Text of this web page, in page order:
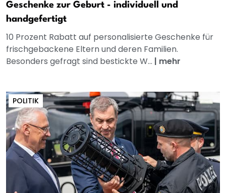
Geschenke zur Geburt - individuell und
handgefertigt
10 Prozent Rabatt auf personalisierte Geschenke für
frischgebackene Eltern und deren Familien.
Besonders gefragt sind bestickte W... | mehr
POLITIK